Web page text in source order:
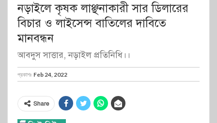
নড়াইলে কৃষক লাঞ্ছনাকারী সার ডিলারের
বিচার ও লাইসেন্স বাতিলের দাবিতে
মানবন্ধন
আবদুস সাত্তার, নড়াইল প্রতিনিধি।।
প্রকাশঃ Feb 24, 2022
Share